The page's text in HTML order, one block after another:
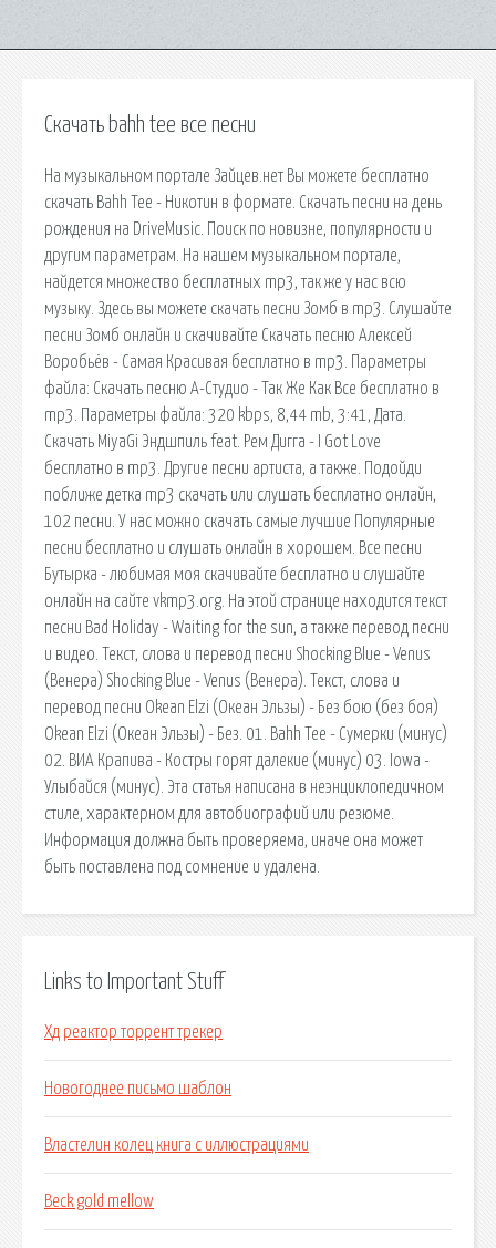
Скачать bahh tee все песни
На музыкальном портале Зайцев.нет Вы можете бесплатно
скачать Bahh Tee - Никотин в формате. Скачать песни на день
рождения на DriveMusic. Поиск по новизне, популярности и
другим параметрам. На нашем музыкальном портале,
найдется множество бесплатных mp3, так же у нас всю
музыку. Здесь вы можете скачать песни Зомб в mp3. Слушайте
песни Зомб онлайн и скачивайте Скачать песню Алексей
Воробьёв - Самая Красивая бесплатно в mp3. Параметры
файла: Скачать песню А-Студио - Так Же Как Все бесплатно в
mp3. Параметры файла: 320 kbps, 8,44 mb, 3:41, Дата.
Скачать MiyaGi Эндшпиль feat. Рем Дигга - I Got Love
бесплатно в mp3. Другие песни артиста, а также. Подойди
поближе детка mp3 скачать или слушать бесплатно онлайн,
102 песни. У нас можно скачать самые лучшие Популярные
песни бесплатно и слушать онлайн в хорошем. Все песни
Бутырка - любимая моя скачивайте бесплатно и слушайте
онлайн на сайте vkmp3.org. На этой странице находится текст
песни Bad Holiday - Waiting for the sun, а также перевод песни
и видео. Текст, слова и перевод песни Shocking Blue - Venus
(Венера) Shocking Blue - Venus (Венера). Текст, слова и
перевод песни Okean Elzi (Океан Эльзы) - Без бою (без боя)
Okean Elzi (Океан Эльзы) - Без. 01. Bahh Tee - Сумерки (минус)
02. BИА Крапива - Костры горят далекие (минус) 03. Iowa -
Улыбайся (минус). Эта статья написана в неэнциклопедичном
стиле, характерном для автобиографий или резюме.
Информация должна быть проверяема, иначе она может
быть поставлена под сомнение и удалена.
Links to Important Stuff
Хд реактор торрент трекер
Новогоднее письмо шаблон
Властелин колец книга с иллюстрациями
Beck gold mellow